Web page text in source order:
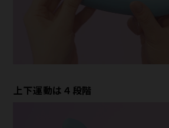
上下運動は４段階